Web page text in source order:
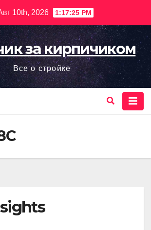
10th, 2026 1:17:26 PM
за кирпичиком
Все о стройке